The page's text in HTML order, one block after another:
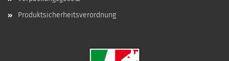
Produktsicherheitsverordnung